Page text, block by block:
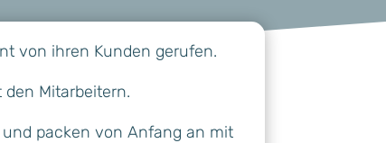
von ihren Kunden gerufen.
Mitarbeitern.
packen von Anfang an mit